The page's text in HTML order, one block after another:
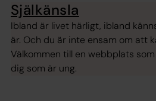
Själkänsla
Ibland är livet härligt, ibland
är. Och du är inte ensam om att
Välkommen till en webbplats
dig som är ung.